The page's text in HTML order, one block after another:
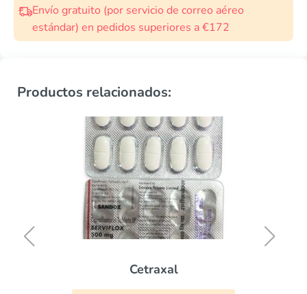
Envío gratuito (por servicio de correo aéreo
estándar) en pedidos superiores a €172
Productos relacionados:
Cetraxal